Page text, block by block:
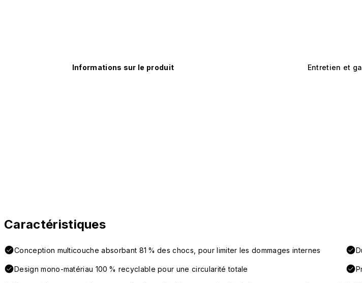
Informations sur le produit Entretien et
Caractéristiques
Conception multicouche absorbant 81 % des chocs, pour limiter les dommages internes
Design mono-matériau 100 % recyclable pour une circularité totale